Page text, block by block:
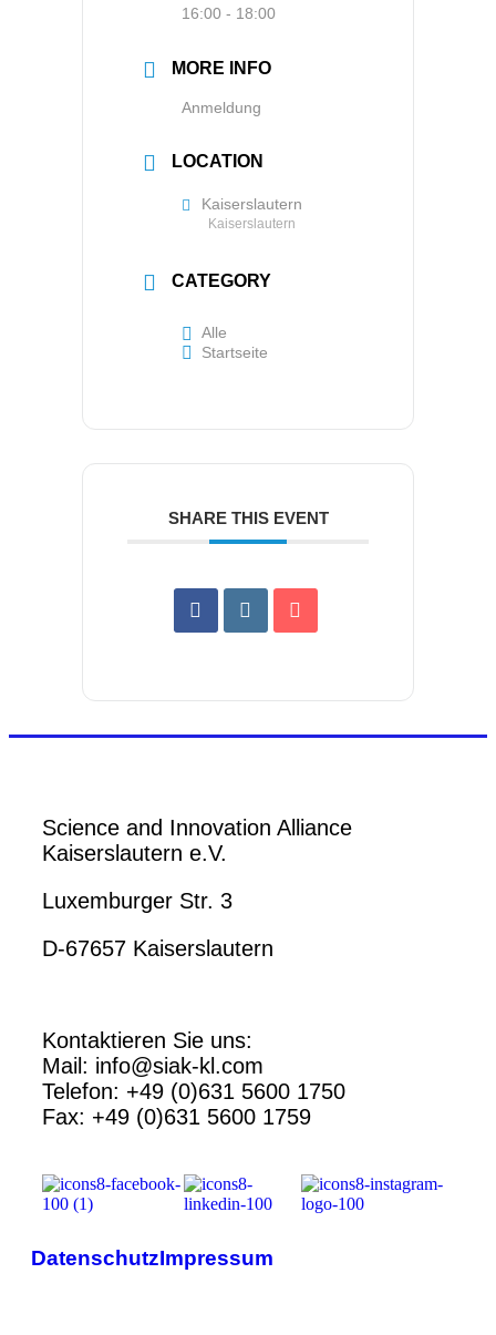
16:00 - 18:00
MORE INFO
Anmeldung
LOCATION
Kaiserslautern
Kaiserslautern
CATEGORY
Alle
Startseite
SHARE THIS EVENT
Science and Innovation Alliance
Kaiserslautern e.V.
Luxemburger Str. 3
D-67657 Kaiserslautern
Kontaktieren Sie uns:
Mail: info@siak-kl.com
Telefon: +49 (0)631 5600 1750
Fax: +49 (0)631 5600 1759
DatenschutzImpressum